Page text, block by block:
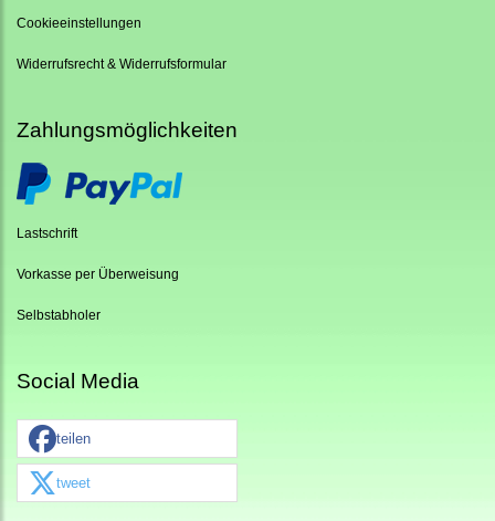
Cookieeinstellungen
Widerrufsrecht & Widerrufsformular
Zahlungsmöglichkeiten
Lastschrift
Vorkasse per Überweisung
Selbstabholer
Social Media
teilen
tweet